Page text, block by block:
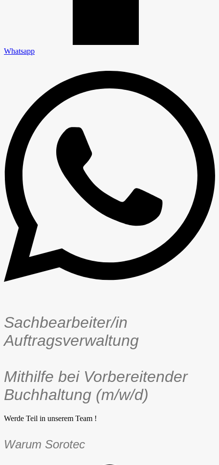
Whatsapp
Sachbearbeiter/in
Auftragsverwaltung
Mithilfe bei Vorbereitender
Buchhaltung (m/w/d)
Werde Teil in unserem Team !
Warum Sorotec